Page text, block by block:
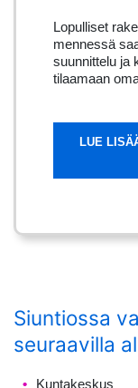
Lopulliset
mennessä
suunnittelu ja
tilaamaan
LUE
Siuntiossa
seuraavilla
Kuntakeskus